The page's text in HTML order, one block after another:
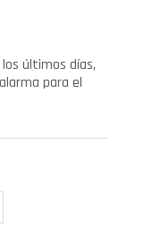
últimos días,
para el